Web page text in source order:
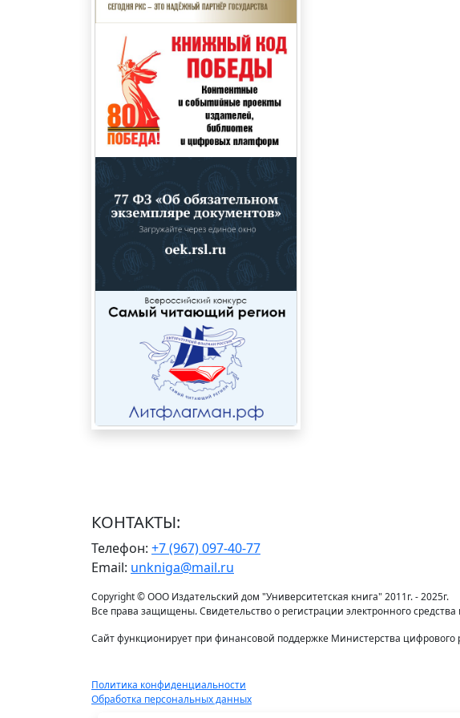
КОНТАКТЫ:
Телефон: +7 (967) 097-40-77
Email: unkniga@mail.ru
Copyright © ООО Издательский дом "Университетская книга" 2011г. - 2025г.
Все права защищены. Свидетельство о регистрации электронного
Сайт функционирует при финансовой поддержке Министерства
Политика конфиденциальности
Обработка персональных данных